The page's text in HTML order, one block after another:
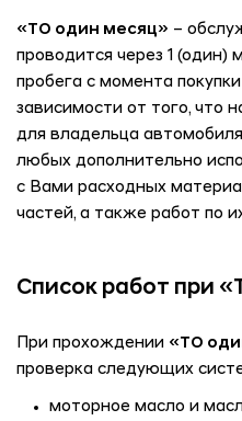
«ТО один месяц» –
проводится через 1 (один)
пробега с момента
зависимости от того, что
для владельца автомобиля
любых дополнительно
с Вами расходных
частей, а также работ по
Список работ при
При прохождении «ТО
проверка следующих
моторное масло и